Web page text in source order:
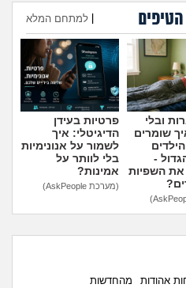
יוקר המחיה
גאווה
למתחם המלא
הוספת טיפ
ובלי
שומרים
-
את השפיות
פרטיות בעידן
הדיגיטלי: איך
לשמור על אנונימיות
בלי לוותר על
אמינות?
(מערכת AskPeople)
אהודות מהחדשות